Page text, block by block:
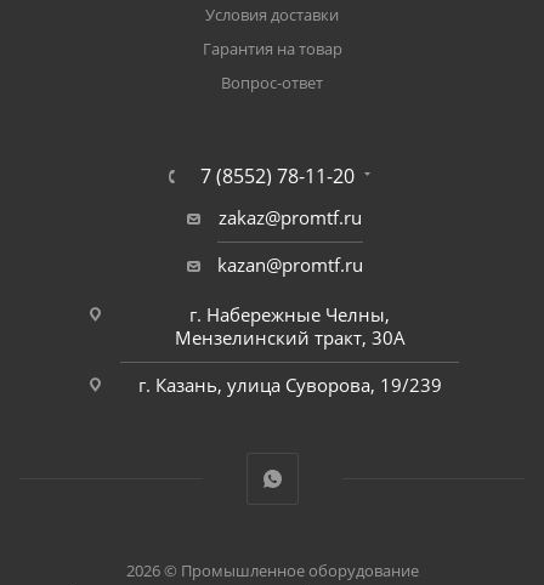
Условия доставки
Гарантия на товар
Вопрос-ответ
7 (8552) 78-11-20
zakaz@promtf.ru
kazan@promtf.ru
г. Набережные Челны,
Мензелинский тракт, 30А
г. Казань, улица Суворова, 19/239
2026 © Промышленное оборудование